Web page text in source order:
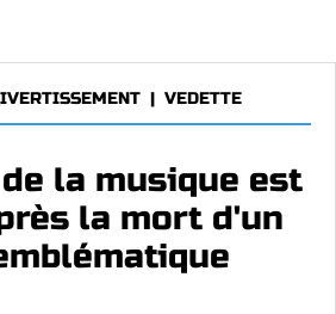
| VEDETTE
la musique est
la mort d'un